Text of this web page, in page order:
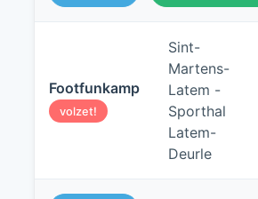
Footfunkamp
volzet!
Sint-
Martens-
Latem -
Sporthal
Latem-
Deurle